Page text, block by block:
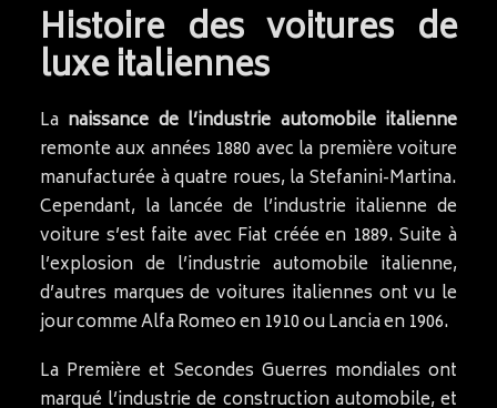
Histoire des voitures de
luxe italiennes
La naissance de l’industrie automobile italienne
remonte aux années 1880 avec la première voiture
manufacturée à quatre roues, la Stefanini-Martina.
Cependant, la lancée de l’industrie italienne de
voiture s’est faite avec Fiat créée en 1889. Suite à
l’explosion de l’industrie automobile italienne,
d’autres marques de voitures italiennes ont vu le
jour comme Alfa Romeo en 1910 ou Lancia en 1906.
La Première et Secondes Guerres mondiales ont
marqué l’industrie de construction automobile, et